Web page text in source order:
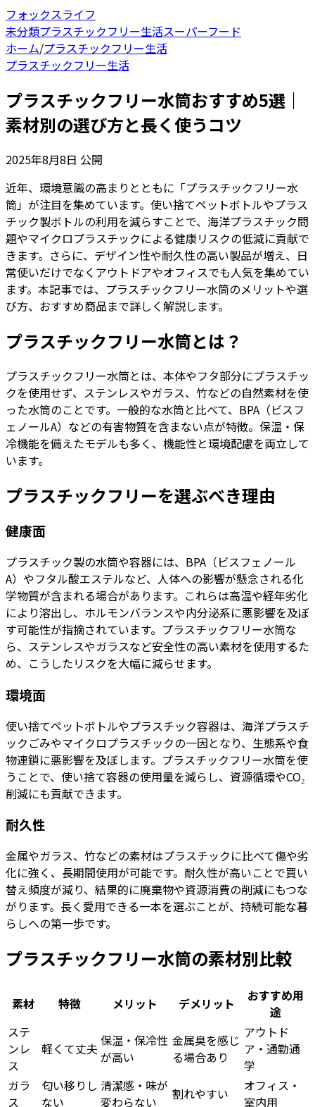
フォックスライフ
未分類プラスチックフリー生活スーパーフード
ホーム/プラスチックフリー生活
プラスチックフリー生活
プラスチックフリー水筒おすすめ5選｜
素材別の選び方と長く使うコツ
2025年8月8日 公開
近年、環境意識の高まりとともに「プラスチックフリー水
筒」が注目を集めています。使い捨てペットボトルやプラス
チック製ボトルの利用を減らすことで、海洋プラスチック問
題やマイクロプラスチックによる健康リスクの低減に貢献で
きます。さらに、デザイン性や耐久性の高い製品が増え、日
常使いだけでなくアウトドアやオフィスでも人気を集めてい
ます。本記事では、プラスチックフリー水筒のメリットや選
び方、おすすめ商品まで詳しく解説します。
プラスチックフリー水筒とは？
プラスチックフリー水筒とは、本体やフタ部分にプラスチッ
クを使用せず、ステンレスやガラス、竹などの自然素材を使
った水筒のことです。一般的な水筒と比べて、BPA（ビスフ
ェノールA）などの有害物質を含まない点が特徴。保温・保
冷機能を備えたモデルも多く、機能性と環境配慮を両立して
います。
プラスチックフリーを選ぶべき理由
健康面
プラスチック製の水筒や容器には、BPA（ビスフェノール
A）やフタル酸エステルなど、人体への影響が懸念される化
学物質が含まれる場合があります。これらは高温や経年劣化
により溶出し、ホルモンバランスや内分泌系に悪影響を及ぼ
す可能性が指摘されています。プラスチックフリー水筒な
ら、ステンレスやガラスなど安全性の高い素材を使用するた
め、こうしたリスクを大幅に減らせます。
環境面
使い捨てペットボトルやプラスチック容器は、海洋プラスチ
ックごみやマイクロプラスチックの一因となり、生態系や食
物連鎖に悪影響を及ぼします。プラスチックフリー水筒を使
うことで、使い捨て容器の使用量を減らし、資源循環やCO₂
削減にも貢献できます。
耐久性
金属やガラス、竹などの素材はプラスチックに比べて傷や劣
化に強く、長期間使用が可能です。耐久性が高いことで買い
替え頻度が減り、結果的に廃棄物や資源消費の削減にもつな
がります。長く愛用できる一本を選ぶことが、持続可能な暮
らしへの第一歩です。
プラスチックフリー水筒の素材別比較
素材 特徴 メリット デメリット
おすすめ用
途
ステ
ンレ
ス
軽くて丈夫 保温・保冷性
が高い
金属臭を感じ
る場合あり
アウトド
ア・通勤通
学
ガラ
ス
匂い移りし
ない
清潔感・味が
変わらない
割れやすい
オフィス・
室内用